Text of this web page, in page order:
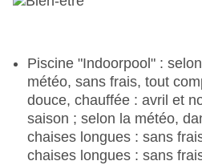
Piscine "Indoorpool" :
météo, sans frais, tout
douce, chauffée : avril et
saison ; selon la météo,
chaises longues : sans
chaises longues : sans